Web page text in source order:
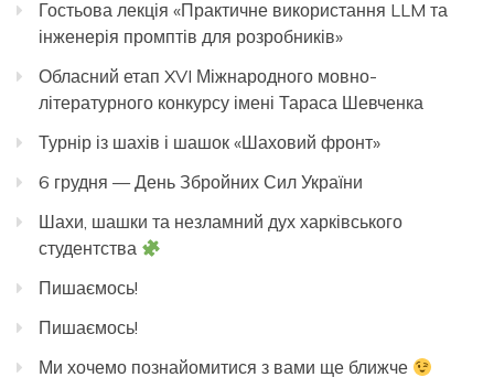
Гостьова лекція «Практичне використання LLM та
інженерія промптів для розробників»
Обласний етап XVI Міжнародного мовно-
літературного конкурсу імені Тараса Шевченка
Турнір із шахів і шашок «Шаховий фронт»
6 грудня — День Збройних Сил України
Шахи, шашки та незламний дух харківського
студентства
Пишаємось!
Пишаємось!
Ми хочемо познайомитися з вами ще ближче